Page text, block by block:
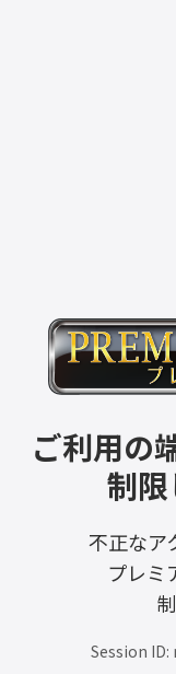
ご利用の
制限
不正なア
プレミ
Session